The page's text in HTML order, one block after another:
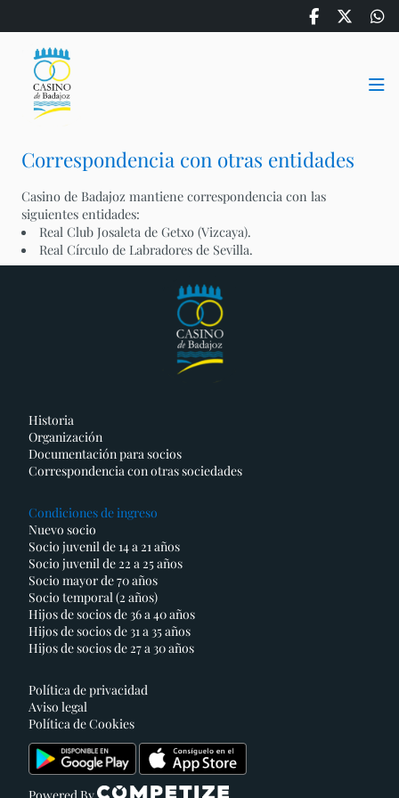
Correspondencia con otras entidades
Casino de Badajoz mantiene correspondencia con las
siguientes entidades:
Real Club Josaleta de Getxo (Vizcaya).
Real Círculo de Labradores de Sevilla.
Historia
Organización
Documentación para socios
Correspondencia con otras sociedades
Condiciones de ingreso
Nuevo socio
Socio juvenil de 14 a 21 años
Socio juvenil de 22 a 25 años
Socio mayor de 70 años
Socio temporal (2 años)
Hijos de socios de 36 a 40 años
Hijos de socios de 31 a 35 años
Hijos de socios de 27 a 30 años
Política de privacidad
Aviso legal
Política de Cookies